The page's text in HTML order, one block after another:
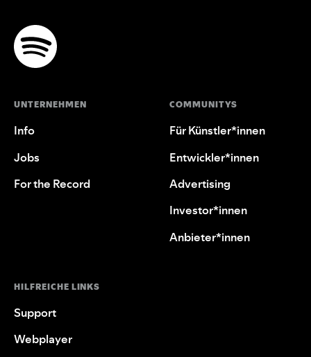
UNTERNEHMEN
Info
Jobs
For the Record
COMMUNITYS
Für Künstler*innen
Entwickler*innen
Advertising
Investor*innen
Anbieter*innen
HILFREICHE LINKS
Support
Webplayer